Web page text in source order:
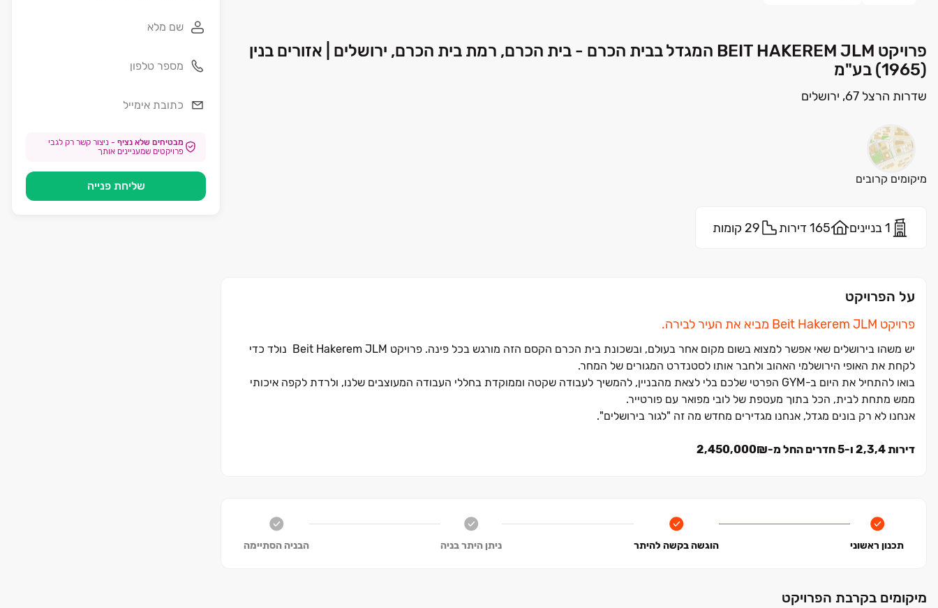
פרויקט BEIT HAKEREM JLM המגדל בבית הכרם - בית הכרם, רמת בית הכרם, ירושלים | אזורים בנין
(1965) בע"מ
שדרות הרצל 67, ירושלים
מיקומים קרובים
1 בניינים 165 דירות 29 קומות
על הפרויקט
פרויקט מביא את העיר לבירה.
יש משהו בירושלים שאי אפשר למצוא בשום מקום אחר בעולם, ובשכונת בית הכרם הקסם הזה מורגש בכל פינה. פרויקט Beit Hakerem JLM נולד כדי
לקחת את האופי הירושלמי האהוב ולחבר אותו לסטנדרט המגורים של המחר.
בואו להתחיל את היום ב-GYM הפרטי שלכם בלי לצאת מהבניין, להמשיך לעבודה שקטה וממוקדת בחללי העבודה המעוצבים שלנו, ולרדת לקפה איכותי
ממש מתחת לבית, הכל בתוך מעטפת של לובי מפואר עם פורטייר.
אנחנו לא רק בונים מגדל, אנחנו מגדירים מחדש מה זה "לגור בירושלים".
דירות ‏2,3,4 ו‏-5 חדרים החל מ-‏₪‏2,450,000
תכנון ראשוני הוגשה בקשה להיתר ניתן היתר בניה הבניה הסתיימה
מיקומים בקרבת הפרויקט
מבטיחים שלא נציף - ניצור קשר רק לגבי
פרויקטים שמעניינים אותך
שליחת פנייה